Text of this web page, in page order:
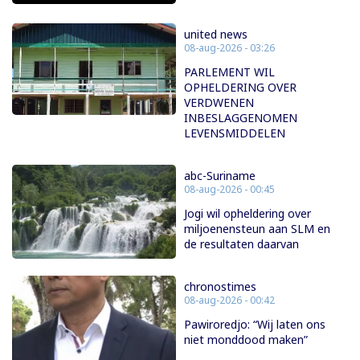
united news
08-aug-2026 - 03:26
PARLEMENT WIL
OPHELDERING OVER
VERDWENEN
INBESLAGGENOMEN
LEVENSMIDDELEN
abc-Suriname
08-aug-2026 - 00:45
Jogi wil opheldering over
miljoenensteun aan SLM en
de resultaten daarvan
chronostimes
08-aug-2026 - 00:42
Pawiroredjo: “Wij laten ons
niet monddood maken”